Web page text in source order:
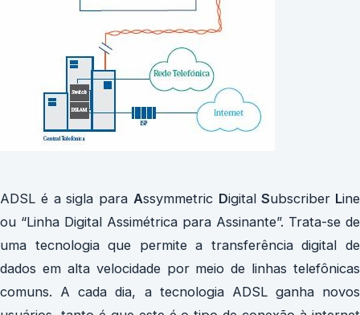
ADSL é a sigla para Assymmetric Digital Subscriber Line
ou “Linha Digital Assimétrica para Assinante”. Trata-se de
uma tecnologia que permite a transferência digital de
dados em alta velocidade por meio de linhas telefônicas
comuns. A cada dia, a tecnologia ADSL ganha novos